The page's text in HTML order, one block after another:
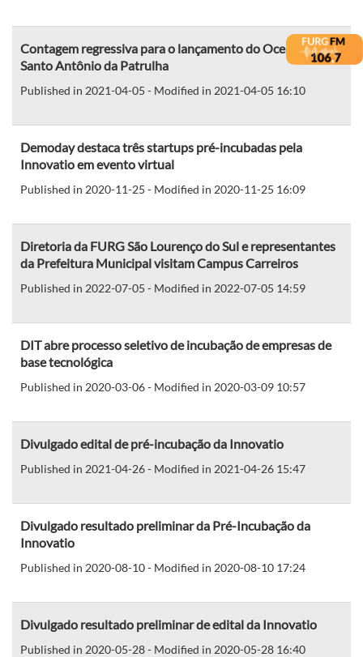
Contagem regressiva para o lançamento do Oceantec em
Santo Antônio da Patrulha
Published in 2021-04-05 - Modified in 2021-04-05 16:10
Demoday destaca três startups pré-incubadas pela
Innovatio em evento virtual
Published in 2020-11-25 - Modified in 2020-11-25 16:09
Diretoria da FURG São Lourenço do Sul e representantes
da Prefeitura Municipal visitam Campus Carreiros
Published in 2022-07-05 - Modified in 2022-07-05 14:59
DIT abre processo seletivo de incubação de empresas de
base tecnológica
Published in 2020-03-06 - Modified in 2020-03-09 10:57
Divulgado edital de pré-incubação da Innovatio
Published in 2021-04-26 - Modified in 2021-04-26 15:47
Divulgado resultado preliminar da Pré-Incubação da
Innovatio
Published in 2020-08-10 - Modified in 2020-08-10 17:24
Divulgado resultado preliminar de edital da Innovatio
Published in 2020-05-28 - Modified in 2020-05-28 16:40